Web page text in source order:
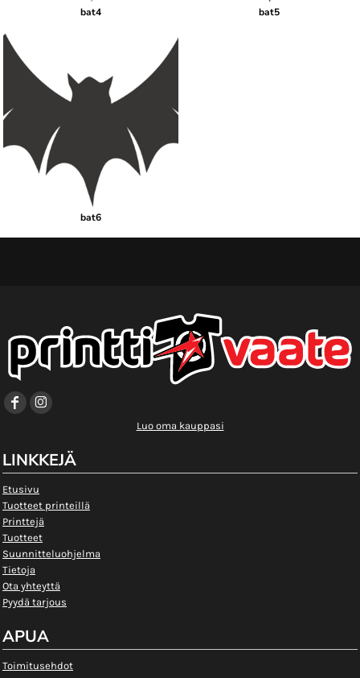
bat4 bat5
bat6
Luo oma kauppasi
LINKKEJÄ
Etusivu
Tuotteet printeillä
Printtejä
Tuotteet
Suunnitteluohjelma
Tietoja
Ota yhteyttä
Pyydä tarjous
APUA
Toimitusehdot